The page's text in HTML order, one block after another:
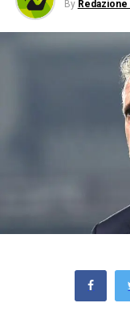
By